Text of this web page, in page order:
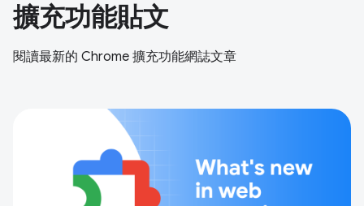
擴充功能貼文
閱讀最新的 Chrome 擴充功能網誌文章